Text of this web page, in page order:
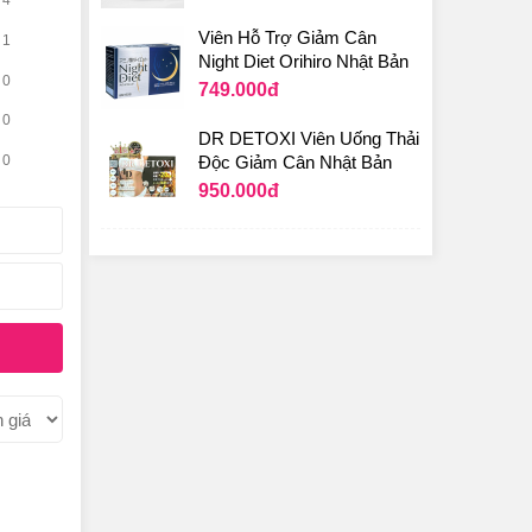
như
1
0
0
0
Viên Hỗ Trợ Giảm Cân
Night Diet Orihiro Nhật Bản
749.000đ
DR DETOXI Viên Uống Thải
Độc Giảm Cân Nhật Bản
950.000đ